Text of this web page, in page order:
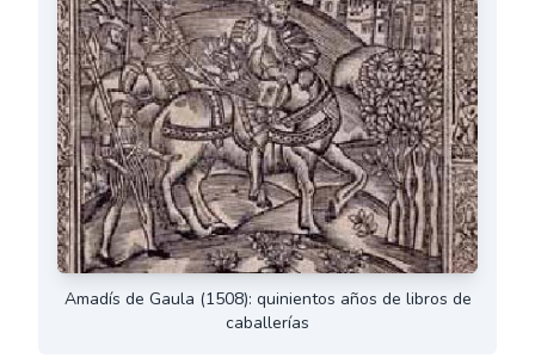
Amadís de Gaula (1508): quinientos años de libros de
caballerías